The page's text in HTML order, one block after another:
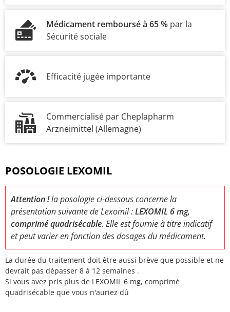
Médicament remboursé à 65 % par la
Sécurité sociale
Efficacité jugée importante
Commercialisé par Cheplapharm
Arzneimittel (Allemagne)
POSOLOGIE LEXOMIL
Attention !la posologie ci-dessous concerne la
présentation suivante de Lexomil :LEXOMIL 6 mg,
comprimé quadrisécable. Elle est fournie à titre indicatif
et peut varier en fonction des dosages du médicament.
La durée du traitement doit être aussi brève que possible et ne
devrait pas dépasser 8 à 12 semaines .
Si vous avez pris plus de LEXOMIL 6 mg, comprimé
quadrisécable que vous n'auriez dû